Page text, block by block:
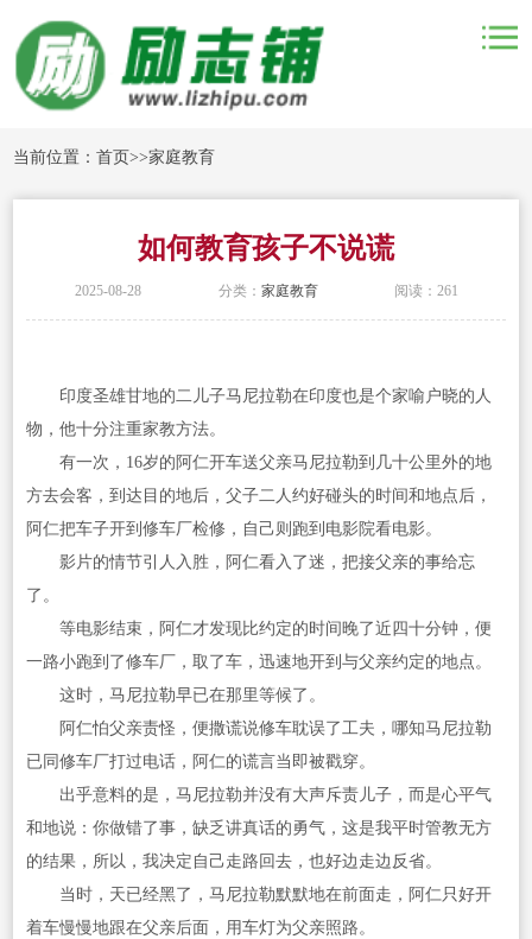
当前位置：首页>>家庭教育
如何教育孩子不说谎
2025-08-28 分类： 家庭教育 阅读：261
印度圣雄甘地的二儿子马尼拉勒在印度也是个家喻户晓的人
物，他十分注重家教方法。
有一次，16岁的阿仁开车送父亲马尼拉勒到几十公里外的地
方去会客，到达目的地后，父子二人约好碰头的时间和地点后，
阿仁把车子开到修车厂检修，自己则跑到电影院看电影。
影片的情节引人入胜，阿仁看入了迷，把接父亲的事给忘
了。
等电影结束，阿仁才发现比约定的时间晚了近四十分钟，便
一路小跑到了修车厂，取了车，迅速地开到与父亲约定的地点。
这时，马尼拉勒早已在那里等候了。
阿仁怕父亲责怪，便撒谎说修车耽误了工夫，哪知马尼拉勒
已同修车厂打过电话，阿仁的谎言当即被戳穿。
出乎意料的是，马尼拉勒并没有大声斥责儿子，而是心平气
和地说：你做错了事，缺乏讲真话的勇气，这是我平时管教无方
的结果，所以，我决定自己走路回去，也好边走边反省。
当时，天已经黑了，马尼拉勒默默地在前面走，阿仁只好开
着车慢慢地跟在父亲后面，用车灯为父亲照路。